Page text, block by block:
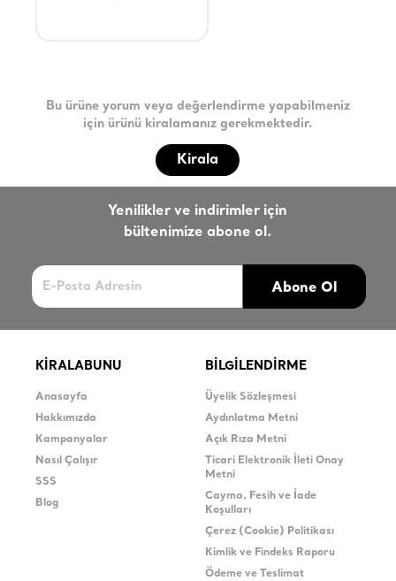
Bu ürüne yorum veya değerlendirme yapabilmeniz
için ürünü kiralamanız gerekmektedir.
Kirala
Yenilikler ve indirimler için
bültenimize abone ol.
Abone Ol
KİRALABUNU
Anasayfa
Hakkımızda
Kampanyalar
Nasıl Çalışır
SSS
Blog
BİLGİLENDİRME
Üyelik Sözleşmesi
Aydınlatma Metni
Açık Rıza Metni
Ticari Elektronik İleti Onay
Metni
Cayma, Fesih ve İade
Koşulları
Çerez (Cookie) Politikası
Kimlik ve Findeks Raporu
Ödeme ve Teslimat